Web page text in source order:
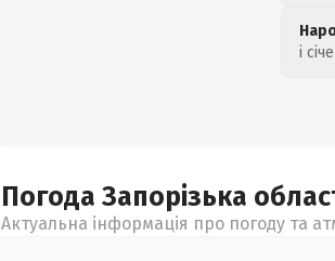
і
Погода Запорізька
Актуальна інформація про погоду та